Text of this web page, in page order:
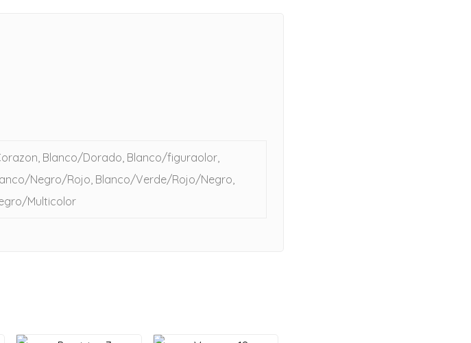
Blanco/Dorado, Blanco/figuraolor,
Negro/Rojo, Blanco/Verde/Rojo/Negro,
Multicolor